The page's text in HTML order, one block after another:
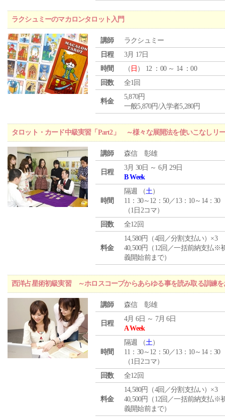
ラクシュミーのマカロンタロット入門
講師
ラクシュミー
日程
3月 17日
時間
（ 日 ） 12 ：00 ～ 14 ：00
回数
全1回
料金
5,870円
一般5,870円/入学者5,280円
タロット・カード中級実習「Part2」 ～様々な展開法を使いこなしリ
講師 森信 彰雄
日程
3月 30日 ～ 6月 29日
B Week
時間
隔週 （土）
11：30～12：50／13：10～14：30
（1日2コマ）
回数
全12回
料金
14,580円（4回／分割支払い）×3
40,500円（12回／一括前納支払※
義開始前まで）
西洋占星術初級実習 ～ホロスコープからあらゆる事を読み取る訓練を
講師 森信 彰雄
日程
4月 6日 ～ 7月 6日
A Week
時間
隔週 （土）
11：30～12：50／13：10～14：30
（1日2コマ）
回数
全12回
料金
14,580円（4回／分割支払い）×3
40,500円（12回／一括前納支払※
義開始前まで）